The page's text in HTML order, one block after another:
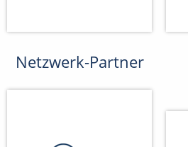
Netzwerk-Partner